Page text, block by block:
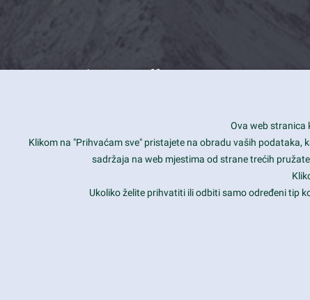
What we offer
Is your website user friendly?
Ark offers weekly stunning designs.
Why our customers love Ark?
Ova web stranica
Klikom na "Prihvaćam sve" pristajete na obradu vaših
sadržaja na web mjestima od strane trećih
Ukoliko želite prihvatiti ili odbiti samo određeni tip